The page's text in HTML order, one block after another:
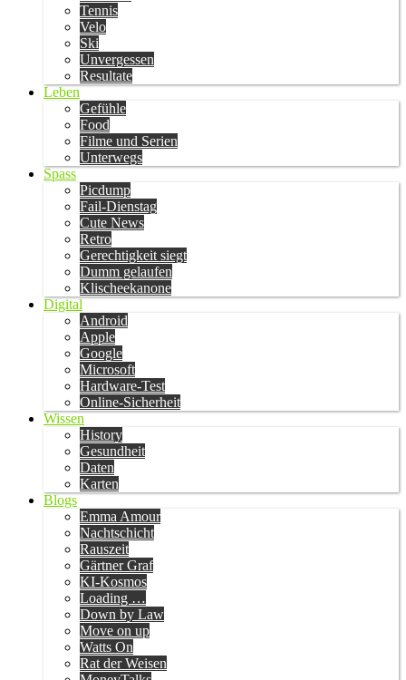
Tennis
Velo
Ski
Unvergessen
Resultate
Leben
Gefühle
Food
Filme und Serien
Unterwegs
Spass
Picdump
Fail-Dienstag
Cute News
Retro
Gerechtigkeit siegt
Dumm gelaufen
Klischeekanone
Digital
Android
Apple
Google
Microsoft
Hardware-Test
Online-Sicherheit
Wissen
History
Gesundheit
Daten
Karten
Blogs
Emma Amour
Nachtschicht
Rauszeit
Gärtner Graf
KI-Kosmos
Loading …
Down by Law
Move on up
Watts On
Rat der Weisen